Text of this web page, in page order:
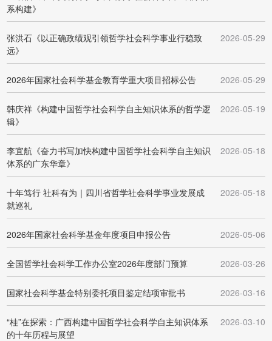
系构建》
张洪石《以正确政绩观引领哲学社会科学事业行稳致
远》
2026-05-29
2026年国家社会科学基金教育学重大项目招标公告 2026-05-29
韩庆祥《构建中国哲学社会科学自主知识体系的哲学逻
辑》
2026-05-19
李宜航《奋力书写加快构建中国哲学社会科学自主知识
体系的广东华章》
2026-05-18
十年笃行 社科有为｜四川省哲学社会科学事业发展成
就巡礼
2026-05-18
2026年国家社会科学基金年度项目申报公告 2026-05-06
全国哲学社会科学工作办公室2026年度部门预算 2026-03-26
国家社会科学基金特别委托项目鉴定结项审批书 2026-03-16
“桂”在探索：广西构建中国哲学社会科学自主知识体系
的十年历程与展望
2026-03-10